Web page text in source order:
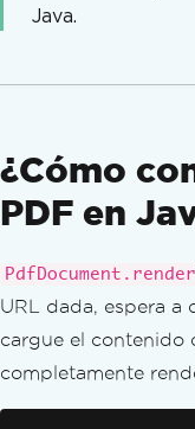
Java.
¿Cómo
PDF en
URL dada, espera a
cargue el contenido
completamente